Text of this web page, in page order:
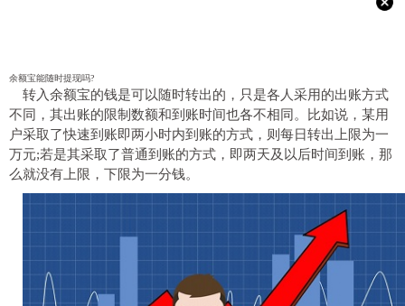
余额宝能随时提现吗?
转入余额宝的钱是可以随时转出的，只是各人采用的出账方式
不同，其出账的限制数额和到账时间也各不相同。比如说，某用
户采取了快速到账即两小时内到账的方式，则每日转出上限为一
万元;若是其采取了普通到账的方式，即两天及以后时间到账，那
么就没有上限，下限为一分钱。